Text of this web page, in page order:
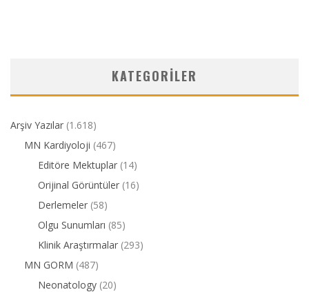
KATEGORILER
Arşiv Yazılar (1.618)
MN Kardiyoloji (467)
Editöre Mektuplar (14)
Orijinal Görüntüler (16)
Derlemeler (58)
Olgu Sunumları (85)
Klinik Araştırmalar (293)
MN GORM (487)
Neonatology (20)